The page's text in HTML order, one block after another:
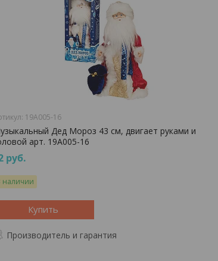
19A005-16
Дед Мороз 43 см, двигает руками и
арт. 19A005-16
руб.
наличии
Купить
Производитель и гарантия